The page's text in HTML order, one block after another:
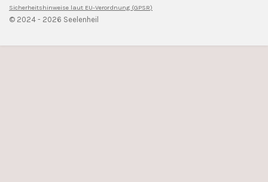
Sicherheitshinweise laut EU-Verordnung (GPSR)
© 2024 - 2026 Seelenheil